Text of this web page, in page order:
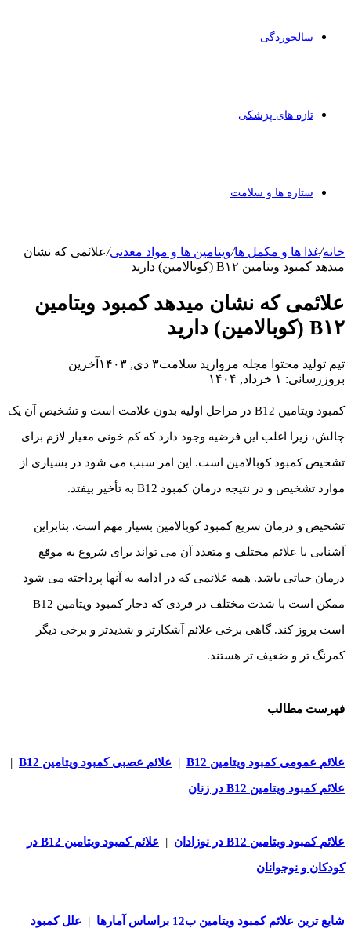
سالخوردگی
تازه های پزشکی
ستاره ها و سلامت
خانه/غذا ها و مکمل ها/ویتامین ها و مواد معدنی/علائمی که نشان
میدهد کمبود ویتامین B۱۲ (کوبالامین) دارید
علائمی که نشان میدهد کمبود ویتامین
B۱۲ (کوبالامین) دارید
تیم تولید محتوا مجله مروارید سلامت۳ دی, ۱۴۰۳
آخرین
بروزرسانی: ۱ خرداد, ۱۴۰۴
کمبود ویتامین B12 در مراحل اولیه بدون علامت است و تشخیص آن یک
چالش، زیرا اغلب این فرضیه وجود دارد که کم خونی معیار لازم برای
تشخیص کمبود کوبالامین است. این امر سبب می شود در بسیاری از
موارد تشخیص و در نتیجه درمان کمبود B12 به تأخیر بیفتد.
تشخیص و درمان سریع کمبود کوبالامین بسیار مهم است. بنابراین
آشنایی با علائم مختلف و متعدد آن می تواند برای شروع به موقع
درمان حیاتی باشد. همه علائمی که در ادامه به آنها پرداخته می شود
ممکن است با شدت مختلف در فردی که دچار کمبود ویتامین B12
است بروز کند. گاهی برخی علائم آشکارتر و شدیدتر و برخی دیگر
کمرنگ تر و ضعیف تر هستند.
فهرست مطالب
علائم عمومی کمبود ویتامین B12 | علائم عصبی کمبود ویتامین B12 |
علائم کمبود ویتامین B12 در زنان
علائم کمبود ویتامین B12 در نوزادان | علائم کمبود ویتامین B12 در
کودکان و نوجوانان
شایع ترین علائم کمبود ویتامین ب12 براساس آمارها | علل کمبود